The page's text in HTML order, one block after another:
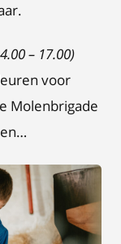
– 17.00)
voor
Molenbrigade